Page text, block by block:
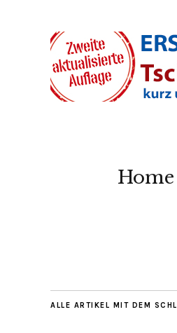
Home
ALLE ARTIKEL MIT DEM